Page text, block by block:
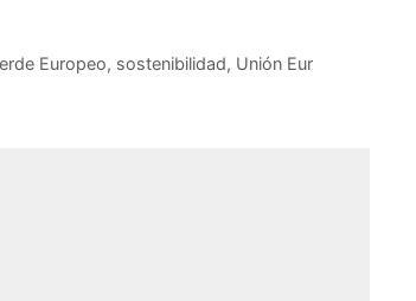
Europeo, sostenibilidad, Unión Eur